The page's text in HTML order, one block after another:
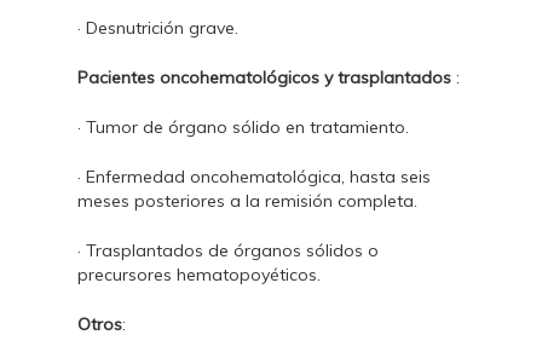
· Desnutrición grave.
Pacientes oncohematológicos y trasplantados :
· Tumor de órgano sólido en tratamiento.
· Enfermedad oncohematológica, hasta seis
meses posteriores a la remisión completa.
· Trasplantados de órganos sólidos o
precursores hematopoyéticos.
Otros: